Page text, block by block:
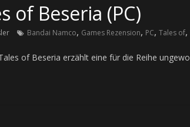
of Beseria (PC)
Bandai Namco, Games Rezension, PC, Tales of,
of Beseria erzählt eine für die Reihe